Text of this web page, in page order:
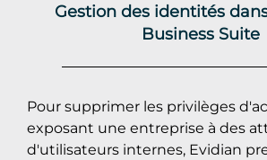
Gestion des identités
Business Suite
Pour supprimer les privilèges
exposant une entreprise à des
d'utilisateurs internes, Evidian